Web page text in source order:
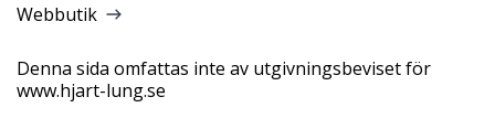
Webbutik
Denna sida omfattas inte av utgivningsbeviset för
www.hjart-lung.se